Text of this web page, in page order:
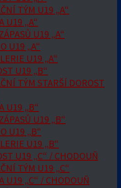
TÝM U19 „A“
U19 „A“
U19 „A“
U19 „A“
U19 „A“
U19 „B“
TÝM STARŠÍ DOROST
U19 „B“
U19 „B“
U19 „B“
U19 „B“
U19 „C“ / CHODOUŇ
TÝM U19 „C“
U19 „C“ / CHODOUŇ